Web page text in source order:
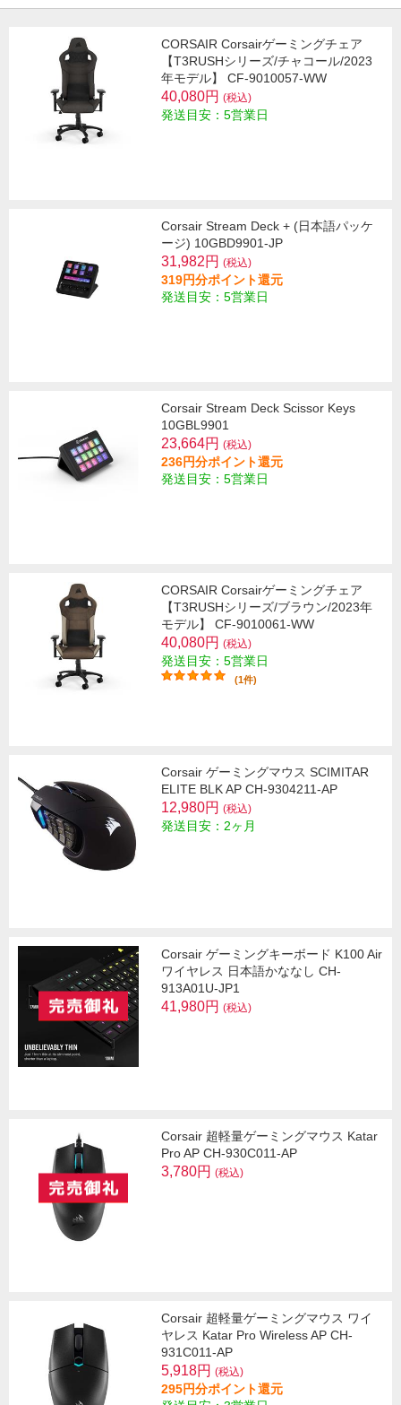
CORSAIR Corsairゲーミングチェア
【T3RUSHシリーズ/チャコール/2023
年モデル】 CF-9010057-WW
40,080円 (税込)
発送目安：5営業日
Corsair Stream Deck + (日本語パッケ
ージ) 10GBD9901-JP
31,982円 (税込)
319円分ポイント還元
発送目安：5営業日
Corsair Stream Deck Scissor Keys
10GBL9901
23,664円 (税込)
236円分ポイント還元
発送目安：5営業日
CORSAIR Corsairゲーミングチェア
【T3RUSHシリーズ/ブラウン/2023年
モデル】 CF-9010061-WW
40,080円 (税込)
発送目安：5営業日
(1件)
Corsair ゲーミングマウス SCIMITAR
ELITE BLK AP CH-9304211-AP
12,980円 (税込)
発送目安：2ヶ月
Corsair ゲーミングキーボード K100 Air
ワイヤレス 日本語かななし CH-
913A01U-JP1
41,980円 (税込)
Corsair 超軽量ゲーミングマウス Katar
Pro AP CH-930C011-AP
3,780円 (税込)
Corsair 超軽量ゲーミングマウス ワイ
ヤレス Katar Pro Wireless AP CH-
931C011-AP
5,918円 (税込)
295円分ポイント還元